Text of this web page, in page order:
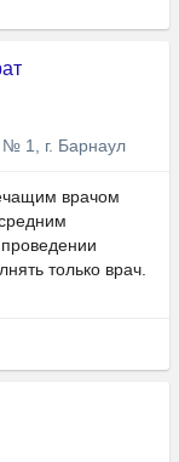
№ 1, г. Барнаул
врачом
только врач.